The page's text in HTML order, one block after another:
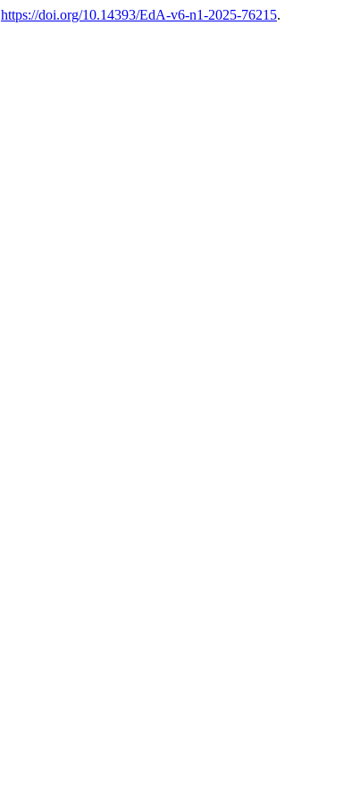
https://doi.org/10.14393/EdA-v6-n1-2025-76215.